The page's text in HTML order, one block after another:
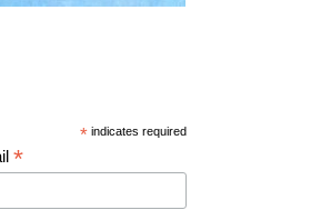
* indicates required
*